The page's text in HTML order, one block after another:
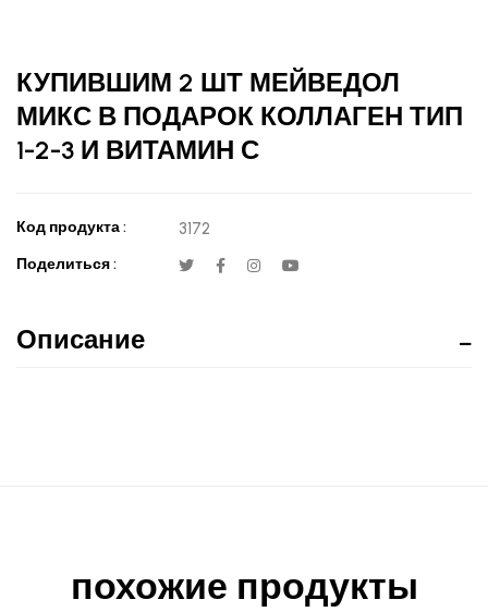
КУПИВШИМ 2 ШТ МЕЙВЕДОЛ
МИКС В ПОДАРОК КОЛЛАГЕН ТИП
1-2-3 И ВИТАМИН С
Код продукта : 3172
Поделиться :
Описание
похожие продукты